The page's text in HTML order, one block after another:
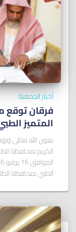
أخبار الجمعية
فرقان توقع
المتميز
بعون الله تعالى
الطبي بمحافظة